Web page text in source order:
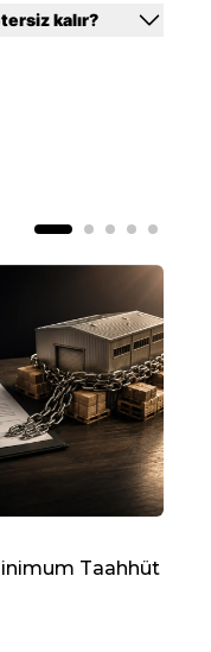
kalır?
Taahhüt